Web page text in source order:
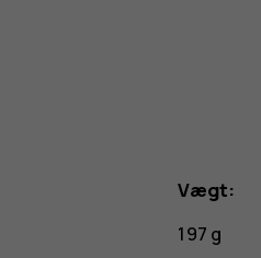
Vægt:
197 g